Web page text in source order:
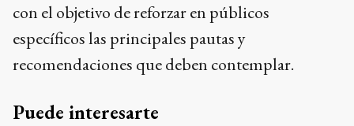
con el objetivo de reforzar en públicos
específicos las principales pautas y
recomendaciones que deben contemplar.
Puede interesarte